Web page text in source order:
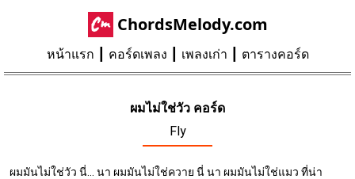
ChordsMelody.com
หน้าแรก คอร์ดเพลง เพลงเก่า ตารางคอร์ด
ผมไม่ใช่วัว คอร์ด
Fly
ผมมันไม่ใช่วัว นี่... นา ผมมันไม่ใช่ควาย นี่ นา ผมมันไม่ใช่แมว ที่น่า